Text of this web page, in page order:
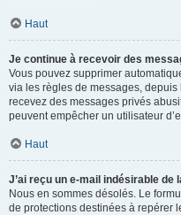
Haut
Je continue à recevoir des
Vous pouvez supprimer
via les règles de messages,
recevez des messages privés
peuvent empêcher un utilisateur
Haut
J’ai reçu un e-mail indésirable de
Nous en sommes désolés. Le
de protections destinées à repérer